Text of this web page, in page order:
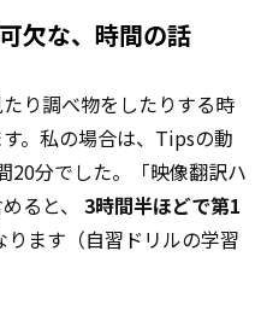
欠な、時間の話
り調べ物をしたりする時
。私の場合は、Tipsの動
20分でした。「映像翻訳ハ
ると、 3時間半ほどで第1
ります（自習ドリルの学習